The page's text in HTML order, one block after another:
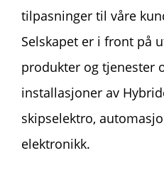
tilpasninger til våre
Selskapet er i front på
produkter og tjenester
installasjoner av
skipselektro,
elektronikk.